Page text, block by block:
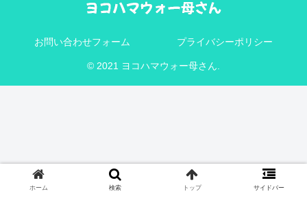
お問い合わせフォーム プライバシーポリシー
© 2021 ヨコハマウォー母さん.
ホーム 検索 トップ サイドバー